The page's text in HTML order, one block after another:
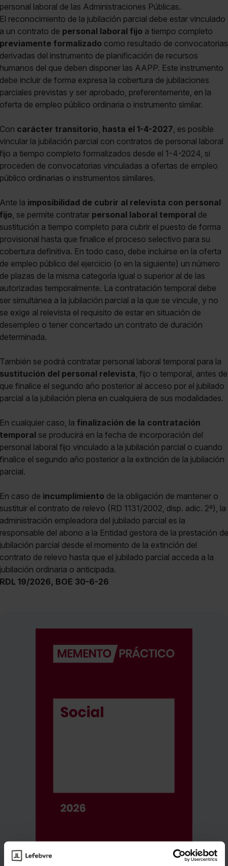
personal laboral de las Administraciones Públicas.
El reconocimiento de la jubilación parcial debe estar vinculado
a un contrato de personal laboral fijo a tiempo completo
previamente formalizado como resultado de convocatorias
derivadas del instrumento de planificación de recursos
humanos del que deben disponer las AAPP. Este instrumento
debe incluir de forma expresa la cobertura de jubilaciones
parciales previstas y ser aprobado, preferentemente, en la
oferta de empleo público ordinaria o instrumento similar.
Con carácter transitorio, hasta el 1-4-2027, es posible
vincular la jubilación parcial con contratos de personal laboral
fijo a tiempo completo formalizados desde el 1-4-2024, si
proceden de convocatorias vinculadas a ofertas de empleo
público ordinarias o instrumentos similares.
Ante la imposibilidad de cubrir al relevista con personal
fijo, se permite contratar personal laboral temporal de
sustitución a tiempo completo para cubrir el puesto de forma
provisional hasta que finalice el proceso selectivo para su
cobertura definitiva. En todo caso, debe incluirse en la oferta
de empleo público del ejercicio (o en la siguiente) un número
de plazas de la misma categoría igual o superior al de las
autorizadas temporalmente. La contratación temporal debe
ser simultánea a la jubilación parcial a la que se vincule, y no
se exige al relevista el requisito de estar en situación de
desempleo o tener concertado un contrato de duración
determinada.
También se podrá contratar personal laboral temporal para la
sustitución del personal relevista, fijo o temporal, antes de
que finalice el segundo año posterior al acceso por el jubilado
parcial a la jubilación plena en cualquiera de sus modalidades.
En cualquier caso, la finalización de la contratación
temporal se producirá en la fecha de incorporación del
personal laboral fijo vinculado a la jubilación parcial o cuando
finalice el segundo año posterior a la extinción de la jubilación
parcial.
En caso de incumplimiento de la obligación de mantener o
sustituir el contrato de relevo (RD 1131/2002, disp. adic. 2ª), la
administración empleadora del jubilado parcial es la
responsable del abono a la Entidad gestora de la prestación de
jubilación parcial desde el momento de la extinción del
contrato de relevo hasta que el jubilado parcial acceda a la
jubilación ordinaria o anticipada.
RDL 19/2026, BOE 30-6-26